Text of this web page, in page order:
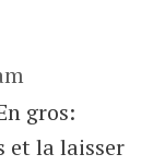
gros:
et la laisser